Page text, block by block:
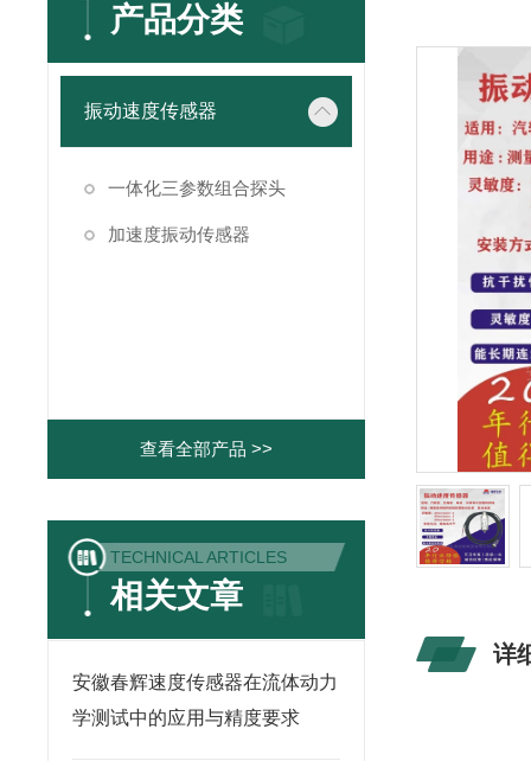
产品分类
振动速度传感器
一体化三参数组合探头
加速度振动传感器
查看全部产品 >>
TECHNICAL ARTICLES
相关文章
安徽春辉速度传感器在流体动力
学测试中的应用与精度要求
详